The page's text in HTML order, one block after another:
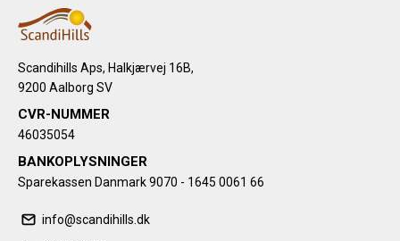
Scandihills Aps, Halkjærvej 16B,
9200 Aalborg SV
CVR-NUMMER
46035054
BANKOPLYSNINGER
Sparekassen Danmark 9070 - 1645 0061 66
info@scandihills.dk